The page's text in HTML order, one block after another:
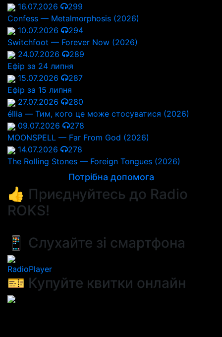
16.07.2026
299
Confess — Metalmorphosis (2026)
10.07.2026
294
Switchfoot — Forever Now (2026)
24.07.2026
289
Ефір за 24 липня
15.07.2026
287
Ефір за 15 липня
27.07.2026
280
éllia — Тим, кого це може стосуватися (2026)
09.07.2026
278
MOONSPELL — Far From God (2026)
14.07.2026
278
The Rolling Stones — Foreign Tongues (2026)
Потрібна допомога
👍 Приєднуйтесь до Radio
ROKS!
📱 Слухайте зі смартфона
RadioPlayer
🎫 Купуйте квитки онлайн